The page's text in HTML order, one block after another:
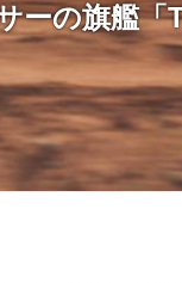
ーの旗艦「